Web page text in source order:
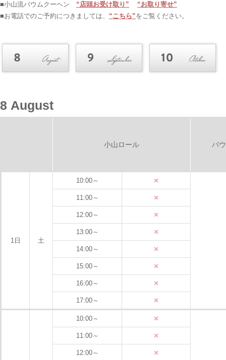
■小山流バウムクーヘン “店頭お受け取り”
“お取り寄せ”
■お電話でのご予約につきましては、 “こちら”をご覧ください。
8 August
小山ロール バ
1日 土
10:00～ ×
11:00～ ×
12:00～ ×
13:00～ ×
14:00～ ×
15:00～ ×
16:00～ ×
17:00～ ×
10:00～ ×
11:00～ ×
12:00～ ×